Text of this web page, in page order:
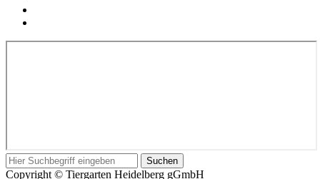
In
diesem
Suchbegriff Suchen
Copyright © Tiergarten Heidelberg gGmbH